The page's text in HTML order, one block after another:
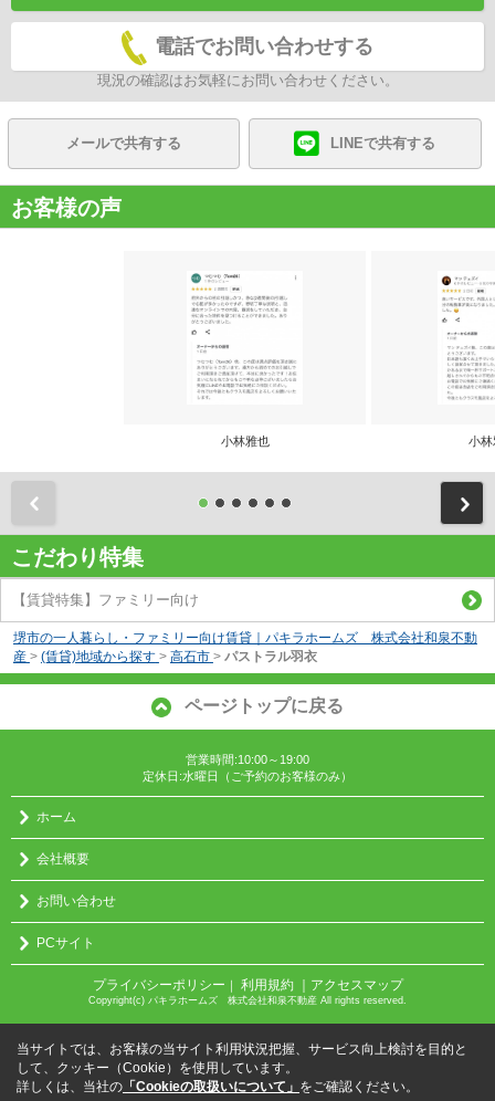
電話でお問い合わせする
現況の確認はお気軽にお問い合わせください。
メールで共有する LINEで共有する
お客様の声
小林雅也 小林
こだわり特集
【賃貸特集】ファミリー向け
堺市の一人暮らし・ファミリー向け賃貸｜パキラホームズ 株式会社和泉不動
産 > (賃貸)地域から探す > 高石市 > パストラル羽衣
ページトップに戻る
営業時間:10:00～19:00
定休日:水曜日（ご予約のお客様のみ）
ホーム
会社概要
お問い合わせ
PCサイト
プライバシーポリシー 利用規約 ｜アクセスマップ
Copyright(c) パキラホームズ 株式会社和泉不動産 All rights reserved.
当サイトでは、お客様の当サイト利用状況把握、サービス向上検討を目的と
して、クッキー（Cookie）を使用しています。
詳しくは、当社の 「Cookieの取扱いについて」 をご確認ください。